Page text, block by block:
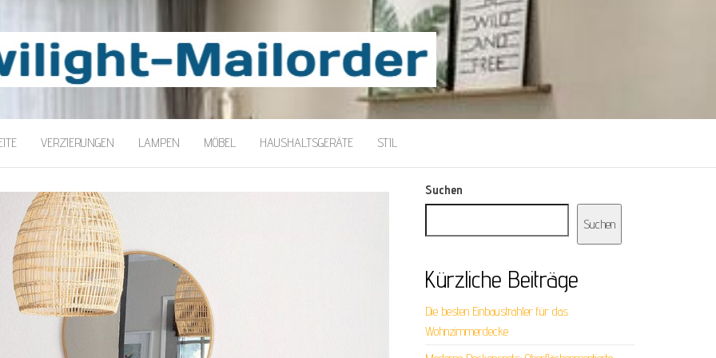
VERZIERUNGEN LAMPEN MÖBEL HAUSHALTSGERÄTE STIL
Suchen
Suchen
Kürzliche Beiträge
Die besten Einbaustrahler für das
Wohnzimmerdecke